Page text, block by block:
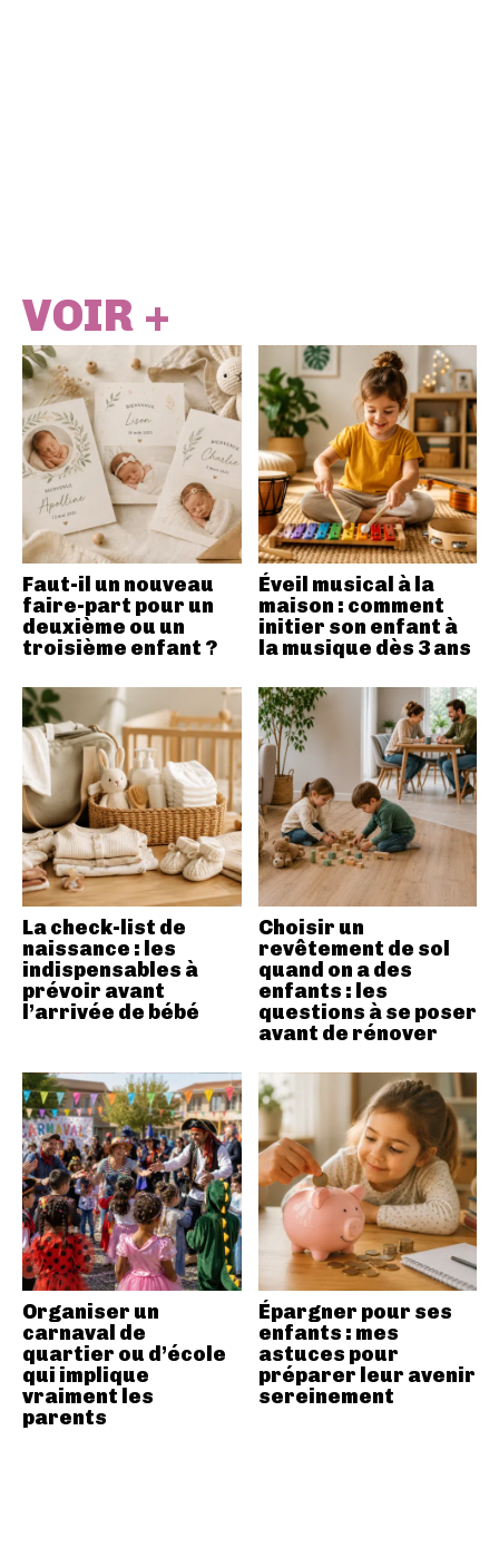
VOIR +
Faut-il un nouveau
faire-part pour un
deuxième ou un
troisième enfant ?
Éveil musical à la
maison : comment
initier son enfant à
la musique dès 3 ans
La check-list de
naissance : les
indispensables à
prévoir avant
l’arrivée de bébé
Choisir un
revêtement de sol
quand on a des
enfants : les
questions à se poser
avant de rénover
Organiser un
carnaval de
quartier ou d’école
qui implique
vraiment les
parents
Épargner pour ses
enfants : mes
astuces pour
préparer leur avenir
sereinement